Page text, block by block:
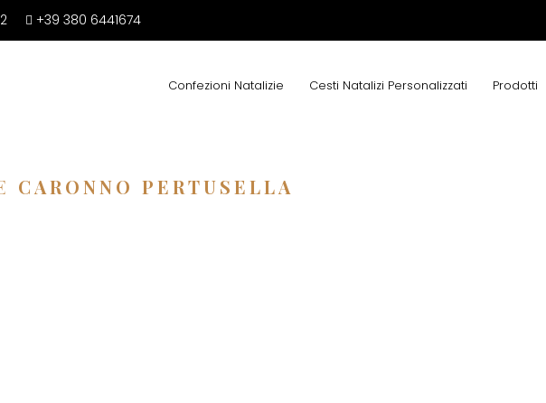
+39 380 6441674
Confezioni Natalizie Cesti Natalizi Personalizzati Prodotti
CARONNO PERTUSELLA